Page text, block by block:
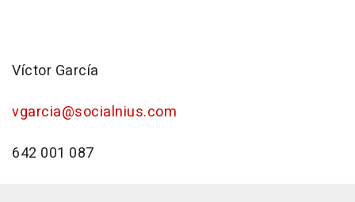
Víctor García
vgarcia@socialnius.com
642 001 087